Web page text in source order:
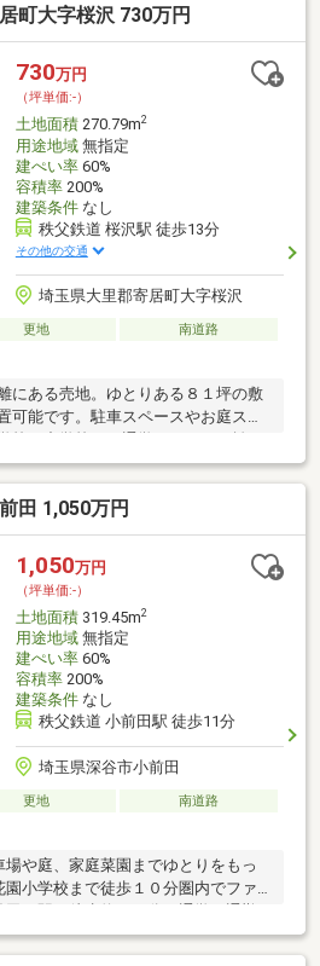
町大字桜沢 730万円
730万円
（坪単価:-）
土地面積270.79m2
用途地域無指定
建ぺい率60%
容積率200%
建築条件なし
秩父鉄道 桜沢駅 徒歩13分
その他の交通
埼玉県大里郡寄居町大字桜沢
更地
南道路
にある売地。ゆとりある８１坪の敷
可能です。駐車スペースやお庭スペ
校や中学校まで通学しやすい距離で
田 1,050万円
1,050万円
（坪単価:-）
土地面積319.45m2
用途地域無指定
建ぺい率60%
容積率200%
建築条件なし
秩父鉄道 小前田駅 徒歩11分
埼玉県深谷市小前田
更地
南道路
や庭、家庭菜園までゆとりをもっ
小学校まで徒歩１０分圏内でファ
も車で１０分圏内！